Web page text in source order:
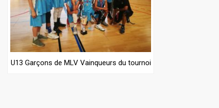
U13 Garçons de MLV Vainqueurs du tournoi